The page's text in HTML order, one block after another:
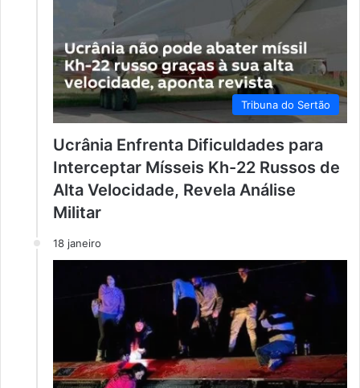
Tribuna do Sertão
Ucrânia Enfrenta Dificuldades para
Interceptar Mísseis Kh-22 Russos de
Alta Velocidade, Revela Análise
Militar
18 janeiro